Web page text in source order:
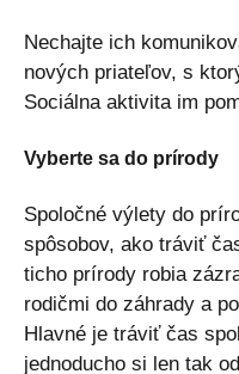
Nechajte ich
nových priateľov, s
Sociálna aktivita im
Vyberte sa do prírody
Spoločné výlety do
spôsobov, ako tráviť
ticho prírody robia
rodičmi do záhrady a
Hlavné je tráviť čas
jednoducho si len tak